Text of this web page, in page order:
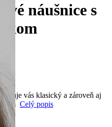
náušnice s
vás klasický a zároveň aj
Celý popis